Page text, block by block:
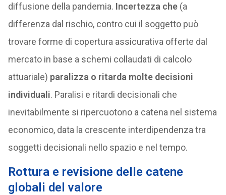
diffusione della pandemia. Incertezza che(a
differenza dal rischio, contro cui il soggetto può
trovare forme di copertura assicurativa offerte dal
mercato in base a schemi collaudati di calcolo
attuariale) paralizza o ritarda molte decisioni
individuali. Paralisi e ritardi decisionali che
inevitabilmente si ripercuotono a catena nel sistema
economico, data la crescente interdipendenza tra
soggetti decisionali nello spazio e nel tempo.
Rottura e revisione delle catene
globali del valore